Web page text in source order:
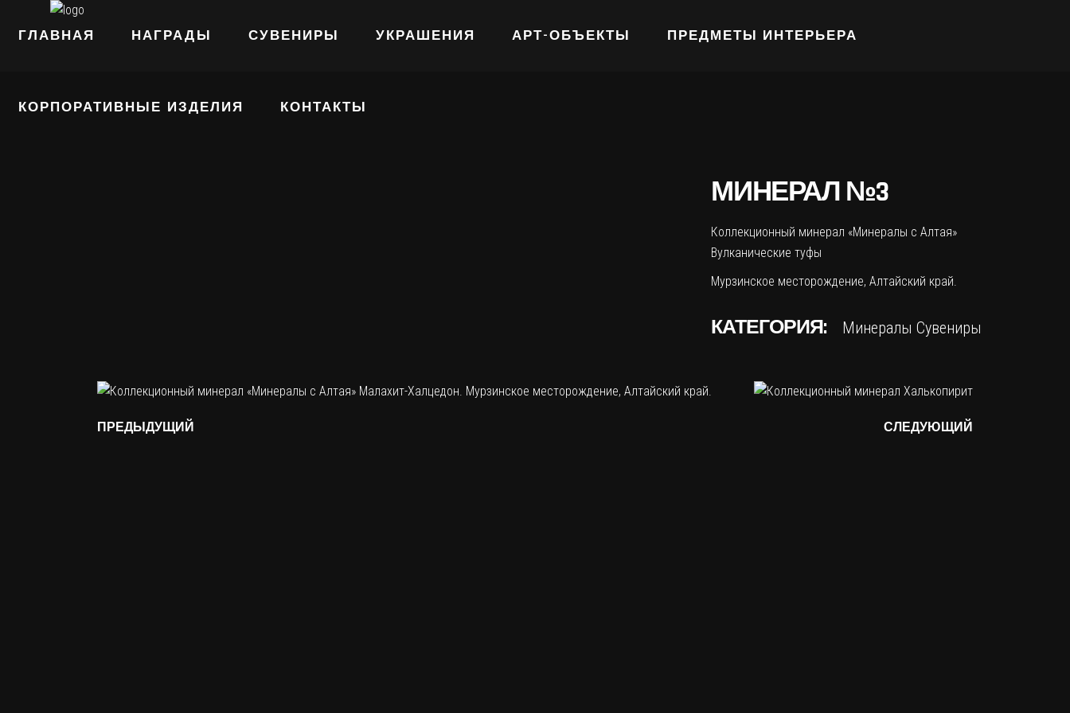
ГЛАВНАЯ НАГРАДЫ СУВЕНИРЫ УКРАШЕНИЯ АРТ-ОБЪЕКТЫ ПРЕДМЕТЫ ИНТЕРЬЕРА
КОРПОРАТИВНЫЕ ИЗДЕЛИЯ КОНТАКТЫ
МИНЕРАЛ №3
Коллекционный минерал «Минералы с Алтая»
Вулканические туфы
Мурзинское месторождение, Алтайский край.
КАТЕГОРИЯ: Минералы Сувениры
ПРЕДЫДУЩИЙ СЛЕДУЮЩИЙ